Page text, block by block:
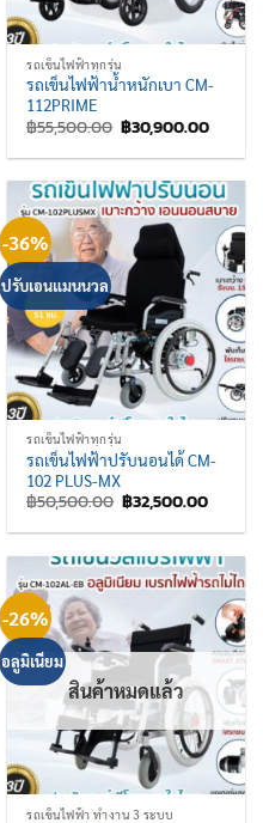
รถเข็นไฟฟ้าทุกรุ่น
รถเข็นไฟฟ้าน้ำหนักเบา CM-
112PRIME
฿55,500.00 Original
price
was:
฿30,900.00
is:
-36%
ปรับเอนแมนนวล
รถเข็นไฟฟ้าทุกรุ่น
รถเข็นไฟฟ้าปรับนอนได้ CM-
102 PLUS-MX
฿50,500.00 Original
price
was:
฿32,500.00Current
is:
-26%
อลูมิเนียม
สินค้าหมดแล้ว
รถเข็นไฟฟ้า ทำงาน 3 ระบบ